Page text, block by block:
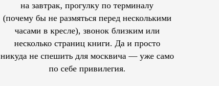
на завтрак, прогулку по терминалу
(почему бы не размяться перед несколькими
часами в кресле), звонок близким или
несколько страниц книги. Да и просто
никуда не спешить для москвича — уже само
по себе привилегия.